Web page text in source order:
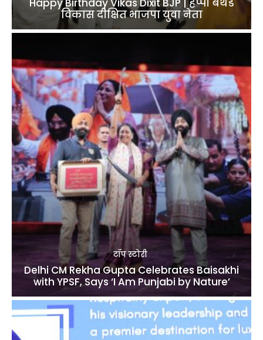
Happy Birthday Vikas Dixit BJP | हैप्पी बर्थडे
विकास दीक्षित भाजपा युवा नेता
टॉप स्टोरी
Delhi CM Rekha Gupta Celebrates Baisakhi
with YPSF, Says ‘I Am Punjabi by Nature’